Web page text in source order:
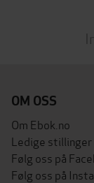
OM OSS
Om Ebok.no
Ledige stillinger
Følg oss på
Følg oss på